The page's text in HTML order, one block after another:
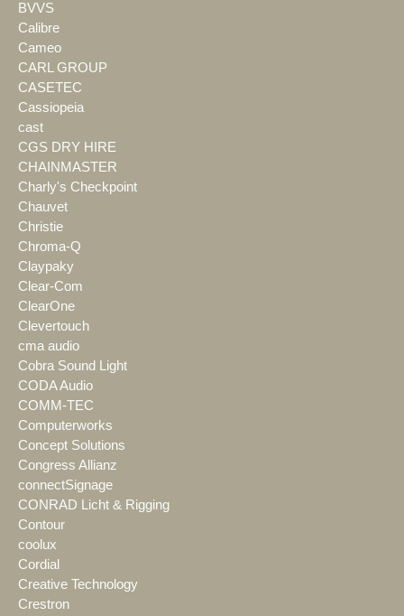
BVVS
Calibre
Cameo
CARL GROUP
CASETEC
Cassiopeia
cast
CGS DRY HIRE
CHAINMASTER
Charly's Checkpoint
Chauvet
Christie
Chroma-Q
Claypaky
Clear-Com
ClearOne
Clevertouch
cma audio
Cobra Sound Light
CODA Audio
COMM-TEC
Computerworks
Concept Solutions
Congress Allianz
connectSignage
CONRAD Licht & Rigging
Contour
coolux
Cordial
Creative Technology
Crestron